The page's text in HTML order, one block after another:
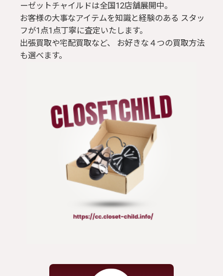
ーゼットチャイルドは全国12店舗展開中。
お客様の大事なアイテムを知識と経験のある スタッ
フが1点1点丁寧に査定いたします。
出張買取や宅配買取など、 お好きな４つの買取方法
も選べます。